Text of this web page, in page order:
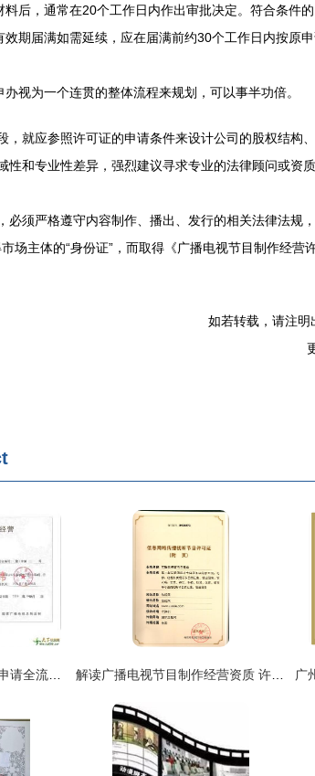
后，通常在20个工作日内作出审批决定。符合条件
期届满如需延续，应在届满前约30个工作日内按原申
视为一个连贯的整体流程来规划，可以事半功倍。
，就应参照许可证的申请条件来设计公司的股权结构
性和专业性差异，强烈建议寻求专业的法律顾问或资
必须严格遵守内容制作、播出、发行的相关法律法规
市场主体的“身份证”，而取得《广播电视节目制作经
如若转载，请注